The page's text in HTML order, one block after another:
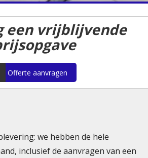
een vrijblijvende
Offerte aanvragen
we hebben de hele
inclusief de aanvragen van een